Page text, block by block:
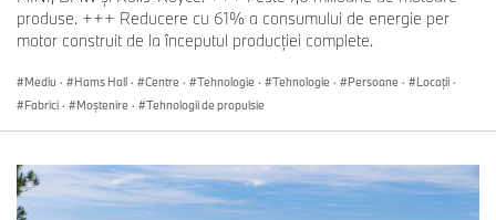
produse. +++ Reducere cu 61% a consumului de energie per
motor construit de la începutul producției complete.
Mediu · Hams Hall · Centre · Tehnologie · Tehnologie · Persoane · Locații ·
Fabrici · Moștenire · Tehnologii de propulsie